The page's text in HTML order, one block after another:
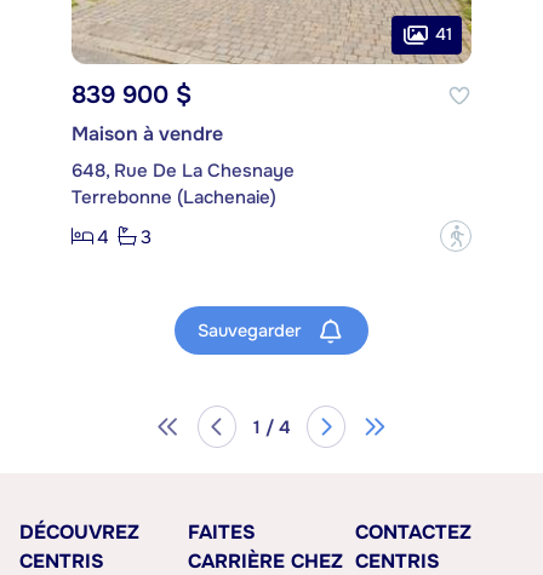
41
839 900 $
Maison à vendre
648, Rue De La Chesnaye
Terrebonne (Lachenaie)
4
3 ?
Sauvegarder
1 / 4
DÉCOUVREZ
CENTRIS
FAITES
CARRIÈRE CHEZ
CONTACTEZ
CENTRIS